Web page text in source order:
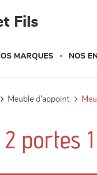
Fils
MARQUES NOS
meuble d'appoint
portes